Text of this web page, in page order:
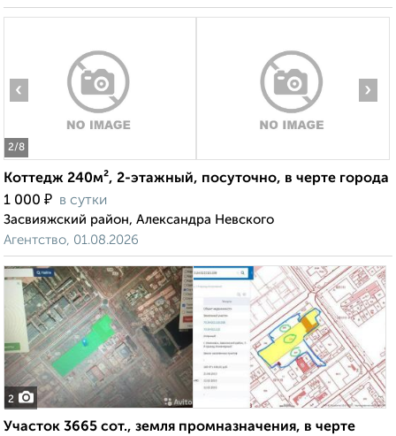
2/8
‹ ›
Коттедж 240м², 2-этажный, посуточно, в черте города
1 000 ₽ в сутки
Засвияжский район, Александра Невского
Агентство, 01.08.2026
2
Участок 3665 сот., земля промназначения, в черте